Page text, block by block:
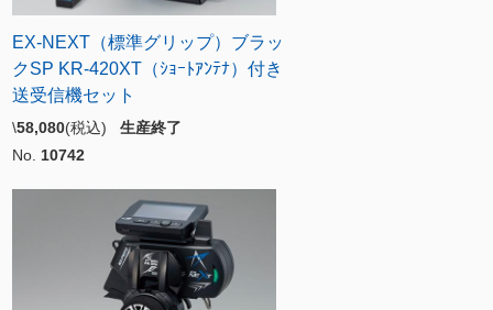
EX-NEXT（標準グリップ）ブラッ
クSP KR-420XT（ｼｮｰﾄｱﾝﾃﾅ）付き
送受信機セット
\58,080(税込) 生産終了
No. 10742